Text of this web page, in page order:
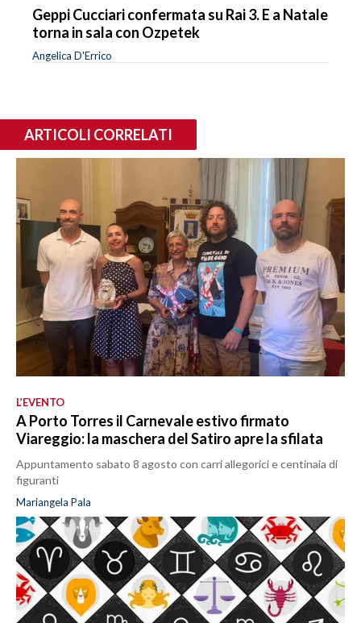
Geppi Cucciari confermata su Rai 3. E a Natale
torna in sala con Ozpetek
Angelica D'Errico
ARTICOLI CORRELATI
L’EVENTO
A Porto Torres il Carnevale estivo firmato
Viareggio: la maschera del Satiro apre la sfilata
Appuntamento sabato 8 agosto con carri allegorici e centinaia di
figuranti
Mariangela Pala